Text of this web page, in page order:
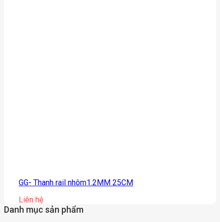
GG- Thanh rail nhôm1.2MM 25CM
Liên hệ
Danh mục sản phẩm